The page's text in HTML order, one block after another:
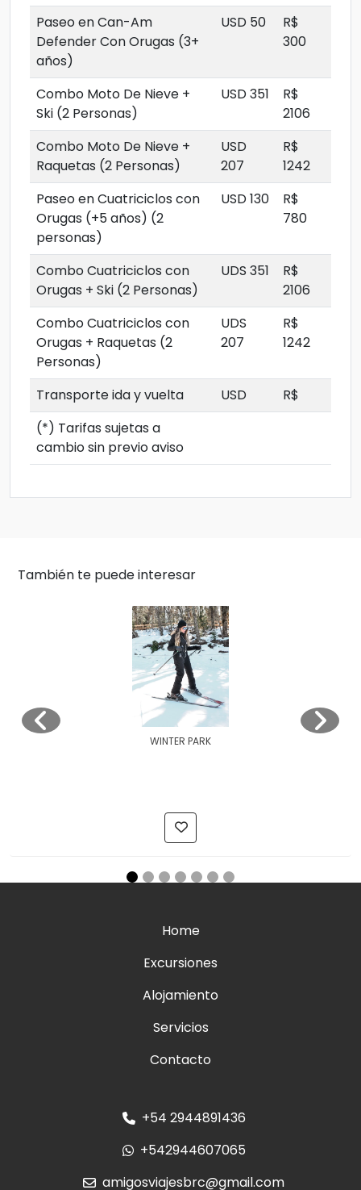
Paseo en Can-Am
Defender Con Orugas (3+
años)
USD 50
R$
300
Combo Moto De Nieve +
Ski (2 Personas)
USD 351
R$
2106
Combo Moto De Nieve +
Raquetas (2 Personas)
USD
207
R$
1242
Paseo en Cuatriciclos con
Orugas (+5 años) (2
personas)
USD 130
R$
780
Combo Cuatriciclos con
Orugas + Ski (2 Personas)
UDS 351
R$
2106
Combo Cuatriciclos con
Orugas + Raquetas (2
Personas)
UDS
207
R$
1242
Transporte ida y vuelta USD
R$
(*) Tarifas sujetas a
cambio sin previo aviso
También te puede interesar
WINTER PARK
Home
Excursiones
Alojamiento
Servicios
Contacto
+54 2944891436
+542944607065
amigosviajesbrc@gmail.com